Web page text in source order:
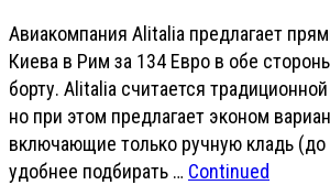
Авиакомпания Alitalia предлагает
Киева в Рим за 134 Евро в обе
борту. Alitalia считается
но при этом предлагает эконом
включающие только ручную кладь (до
удобнее подбирать … Continued